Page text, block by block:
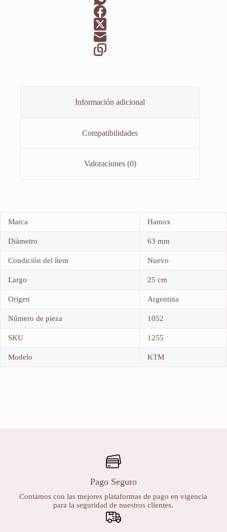
Información adicional
Compatibilidades
Valoraciones (0)
Marca Hamox
Diámetro 63 mm
Condición del ítem Nuevo
Largo 25 cm
Origen Argentina
Número de pieza 1052
SKU 1255
Modelo KTM
Pago Seguro
Contamos con las mejores plataformas de pago en vigencia
para la seguridad de nuestros clientes.